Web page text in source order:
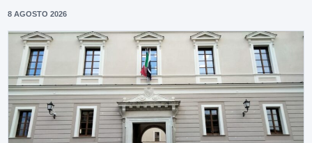
8 AGOSTO 2026